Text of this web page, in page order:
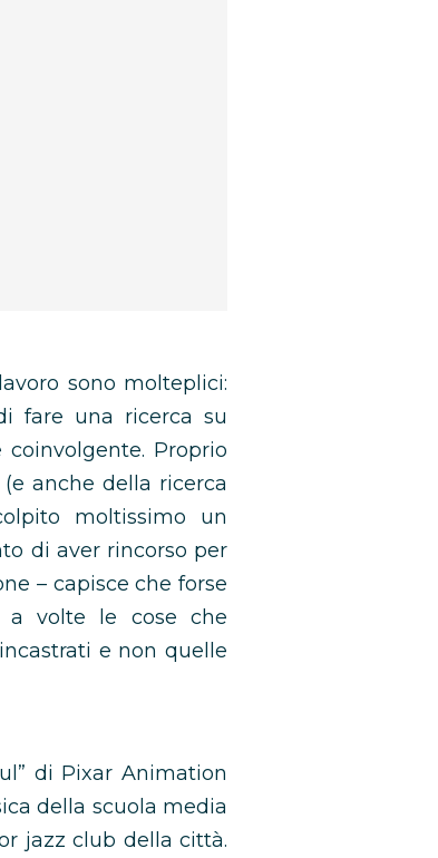
sono molteplici:
fare una ricerca su
Proprio
anche della ricerca
moltissimo un
di aver rincorso per
– capisce che forse
a volte le cose che
e non quelle
di Pixar Animation
della scuola media
jazz club della città.